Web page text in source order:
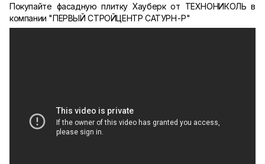
Покупайте фасадную плитку Хауберк от ТЕХНОНИКОЛЬ в
компании "ПЕРВЫЙ СТРОЙЦЕНТР САТУРН-Р"